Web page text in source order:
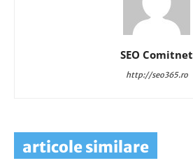
SEO Comitnet
http://seo365.ro
articole similare